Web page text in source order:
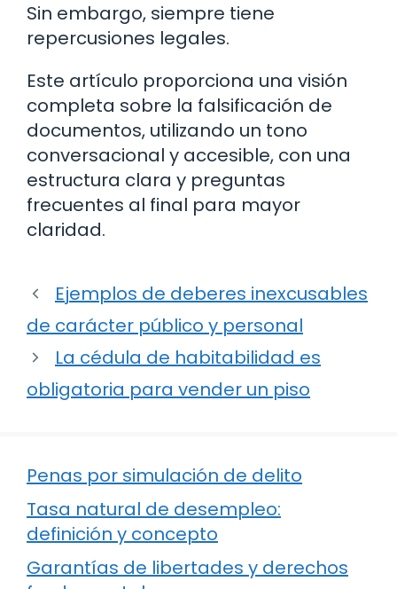
Sin embargo, siempre tiene
repercusiones legales.
Este artículo proporciona una visión
completa sobre la falsificación de
documentos, utilizando un tono
conversacional y accesible, con una
estructura clara y preguntas
frecuentes al final para mayor
claridad.
Ejemplos de deberes inexcusables
de carácter público y personal
La cédula de habitabilidad es
obligatoria para vender un piso
Penas por simulación de delito
Tasa natural de desempleo:
definición y concepto
Garantías de libertades y derechos